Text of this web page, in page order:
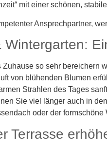
mit einer schönen,
Ansprechpartner,
Wintergarten:
so sehr bereichern
von blühenden Blumen
Strahlen des Tages
Sie viel länger auch in
oder der
Terrasse